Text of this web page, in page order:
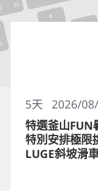
2026/
5天
特選釜山FUN
特別安排極限
LUGE斜坡滑